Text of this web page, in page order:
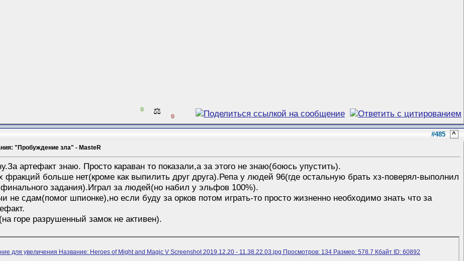
0 ⚖️ 0
#485 ^
"Пробуждение зла" - MasteR
артефакт знаю. Просто караван то показали,а за этого не знаю(боюсь упустить).
фракций больше нет(кроме как выпилить друг друга).Репа у людей 96(где остальную брать хз-поверял-выполнил
задания).Играл за людей(но набил у эльфов 100%).
не сдам(помог шпионке),но если буду за орков потом играть-то просто жизненно необходимо знать что за
горе разрушенный замок не активен).